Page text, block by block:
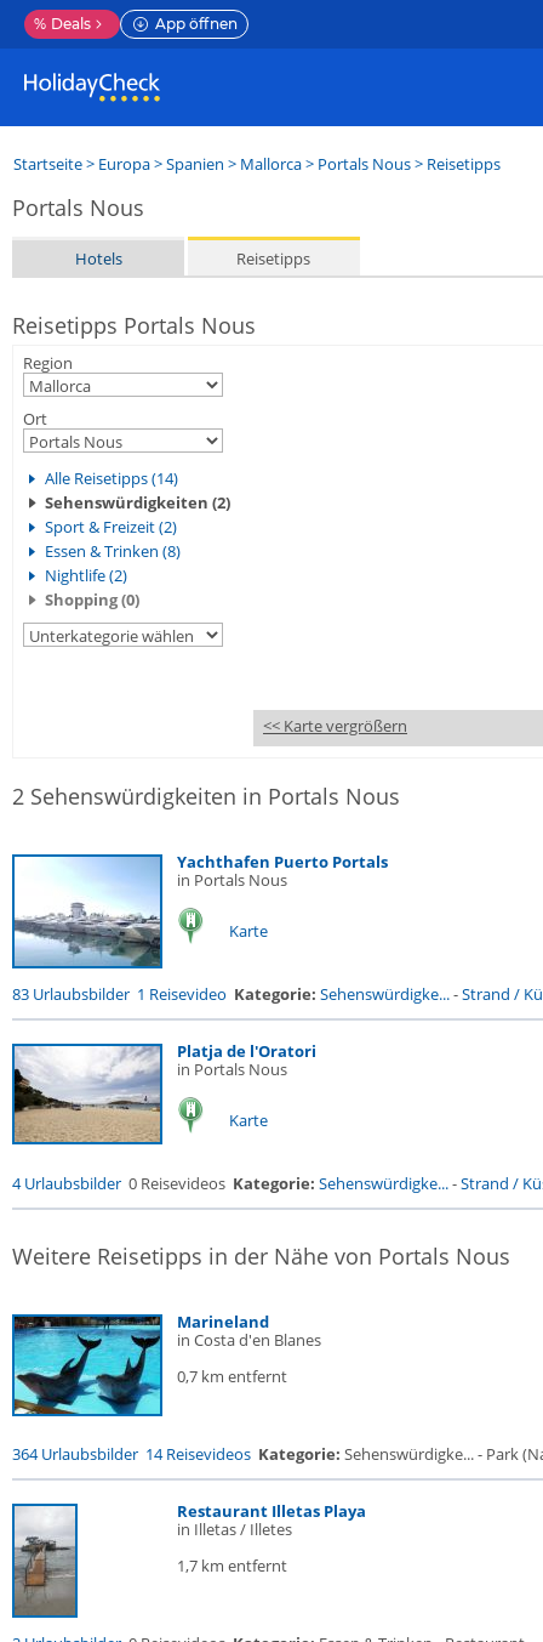
% Deals App öffnen
Startseite> Europa>Spanien > Mallorca> Portals Nous> Reisetipps
Portals Nous
Hotels Reisetipps
Reisetipps Portals Nous
Region
Ort
Alle Reisetipps (14)
Sehenswürdigkeiten (2)
Sport & Freizeit (2)
Essen & Trinken (8)
Nightlife (2)
Shopping (0)
<< Karte vergrößern
2 Sehenswürdigkeiten in Portals Nous
Yachthafen Puerto Portals
in Portals Nous
Karte
83 Urlaubsbilder 1 Reisevideo Kategorie: Sehenswürdigke...-Strand /
Platja de l'Oratori
in Portals Nous
Karte
4 Urlaubsbilder 0 Reisevideos Kategorie: Sehenswürdigke...-Strand /
Weitere Reisetipps in der Nähe von Portals Nous
Marineland
in Costa d'en Blanes
0,7 km entfernt
364 Urlaubsbilder 14 Reisevideos Kategorie: Sehenswürdigke... - Park
Restaurant Illetas Playa
in Illetas / Illetes
1,7 km entfernt